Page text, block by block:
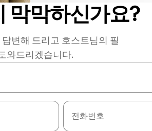
막막하신가요?
변해 드리고 호스트님의 필
와드리겠습니다.
전화번호